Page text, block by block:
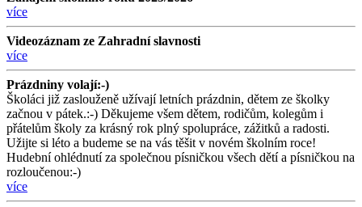
více
Videozáznam ze Zahradní slavnosti
více
Prázdniny volají:-)
Školáci již zaslouženě užívají letních prázdnin, dětem ze školky
začnou v pátek.:-) Děkujeme všem dětem, rodičům, kolegům i
přátelům školy za krásný rok plný spolupráce, zážitků a radosti.
Užijte si léto a budeme se na vás těšit v novém školním roce!
Hudební ohlédnutí za společnou písničkou všech dětí a písničkou na
rozloučenou:-)
více